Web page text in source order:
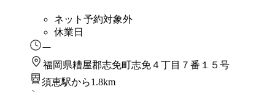
ネット予約対象外
休業日
ー
福岡県糟屋郡志免町志免４丁目７番１５号
須恵駅から1.8km